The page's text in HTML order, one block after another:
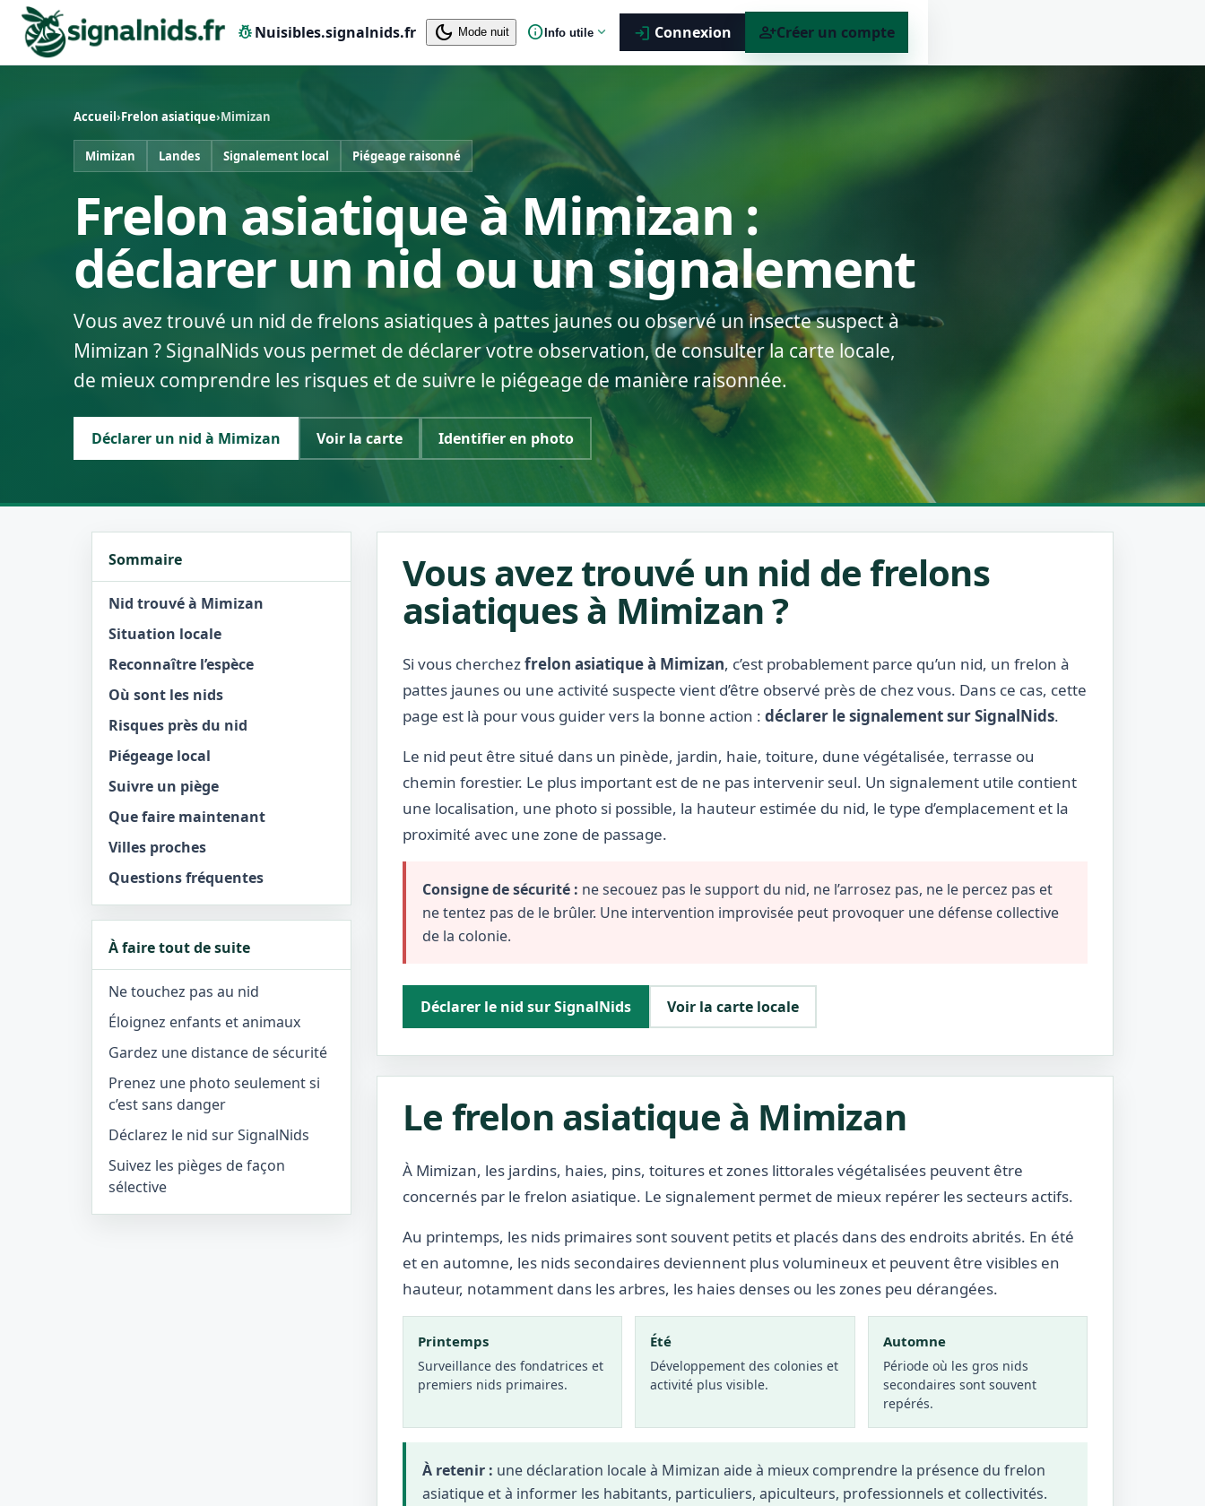
pest_controlNuisibles.signalnids.fr dark_mode Mode nuit infoInfo utile expand_more login Connexion person_addCréer un compte
Accueil›Frelon asiatique›Mimizan
Mimizan Landes Signalement local Piégeage raisonné
Frelon asiatique à Mimizan :
déclarer un nid ou un signalement
Vous avez trouvé un nid de frelons asiatiques à pattes jaunes ou observé un insecte suspect à
Mimizan ? SignalNids vous permet de déclarer votre observation, de consulter la carte locale,
de mieux comprendre les risques et de suivre le piégeage de manière raisonnée.
Déclarer un nid à Mimizan Voir la carte Identifier en photo
Sommaire
Nid trouvé à Mimizan
Situation locale
Reconnaître l’espèce
Où sont les nids
Risques près du nid
Piégeage local
Suivre un piège
Que faire maintenant
Villes proches
Questions fréquentes
À faire tout de suite
Ne touchez pas au nid
Éloignez enfants et animaux
Gardez une distance de sécurité
Prenez une photo seulement si
c’est sans danger
Déclarez le nid sur SignalNids
Suivez les pièges de façon
sélective
Vous avez trouvé un nid de frelons
asiatiques à Mimizan ?
Si vous cherchezfrelon asiatique à Mimizan, c’est probablement parce qu’un nid, un frelon à
pattes jaunes ou une activité suspecte vient d’être observé près de chez vous. Dans ce cas, cette
page est là pour vous guider vers la bonne action : déclarer le signalement sur SignalNids.
Le nid peut être situé dans un pinède, jardin, haie, toiture, dune végétalisée, terrasse ou
chemin forestier. Le plus important est de ne pas intervenir seul. Un signalement utile contient
une localisation, une photo si possible, la hauteur estimée du nid, le type d’emplacement et la
proximité avec une zone de passage.
Consigne de sécurité : ne secouez pas le support du nid, ne l’arrosez pas, ne le percez pas et
ne tentez pas de le brûler. Une intervention improvisée peut provoquer une défense collective
de la colonie.
Déclarer le nid sur SignalNids Voir la carte locale
Le frelon asiatique à Mimizan
À Mimizan, les jardins, haies, pins, toitures et zones littorales végétalisées peuvent être
concernés par le frelon asiatique. Le signalement permet de mieux repérer les secteurs actifs.
Au printemps, les nids primaires sont souvent petits et placés dans des endroits abrités. En été
et en automne, les nids secondaires deviennent plus volumineux et peuvent être visibles en
hauteur, notamment dans les arbres, les haies denses ou les zones peu dérangées.
Printemps
Surveillance des fondatrices et
premiers nids primaires.
Été
Développement des colonies et
activité plus visible.
Automne
Période où les gros nids
secondaires sont souvent
repérés.
À retenir : une déclaration locale à Mimizan aide à mieux comprendre la présence du frelon
asiatique et à informer les habitants, particuliers, apiculteurs, professionnels et collectivités.